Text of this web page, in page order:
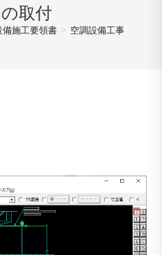
取付
備施工要領書 > 空調設備工事